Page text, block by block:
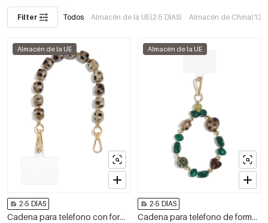
Filter Todos Almacén de la UE(2-5 DÍAS) Almacén de China(13+
Almacén de la UE
2-5 DÍAS
Cadena para teléfono con forma geométrica, sencilla, de acrílico, accesorio de uso diario.
Almacén de la UE
2-5 DÍAS
Cadena para teléfono de forma irregular, sencilla, de acrílico, accesorio de uso diario.